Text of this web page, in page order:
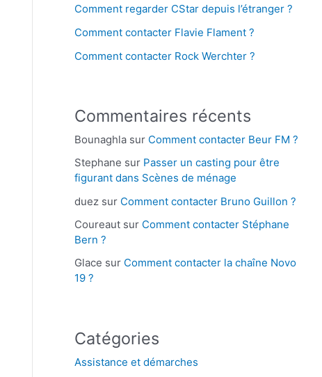
Comment regarder CStar depuis l’étranger ?
Comment contacter Flavie Flament ?
Comment contacter Rock Werchter ?
Commentaires récents
Bounaghla sur Comment contacter Beur FM ?
Stephane sur Passer un casting pour être
figurant dans Scènes de ménage
duez sur Comment contacter Bruno Guillon ?
Coureaut sur Comment contacter Stéphane
Bern ?
Glace sur Comment contacter la chaîne Novo
19 ?
Catégories
Assistance et démarches